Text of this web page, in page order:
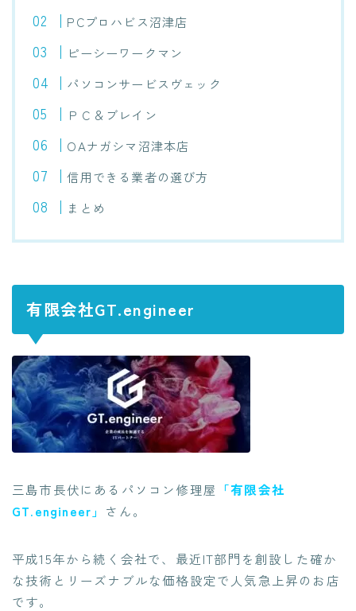
PCプロハビス沼津店
ピーシーワークマン
パソコンサービスヴェック
ＰＣ＆ブレイン
OAナガシマ沼津本店
信用できる業者の選び方
まとめ
有限会社GT.engineer
三島市長伏にあるパソコン修理屋 「有限会社
GT.engineer」 さん。
平成15年から続く会社で、最近IT部門を創設した確か
な技術とリーズナブルな価格設定で人気急上昇のお店
です。